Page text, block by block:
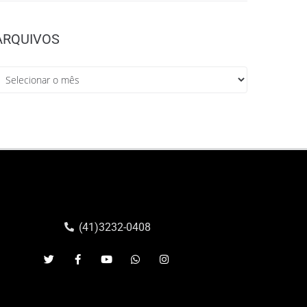
(41)3232-0408